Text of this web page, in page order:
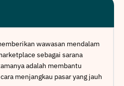
wawasan mendalam
sebagai sarana
adalah membantu
menjangkau pasar yang jauh